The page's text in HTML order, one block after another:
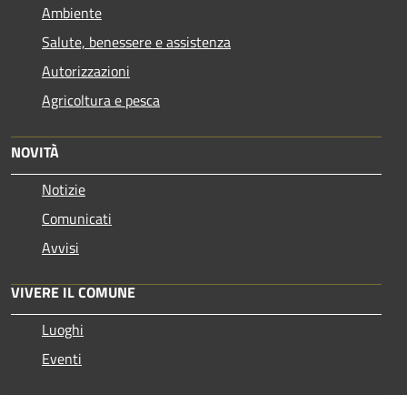
Ambiente
Salute, benessere e assistenza
Autorizzazioni
Agricoltura e pesca
NOVITÀ
Notizie
Comunicati
Avvisi
VIVERE IL COMUNE
Luoghi
Eventi